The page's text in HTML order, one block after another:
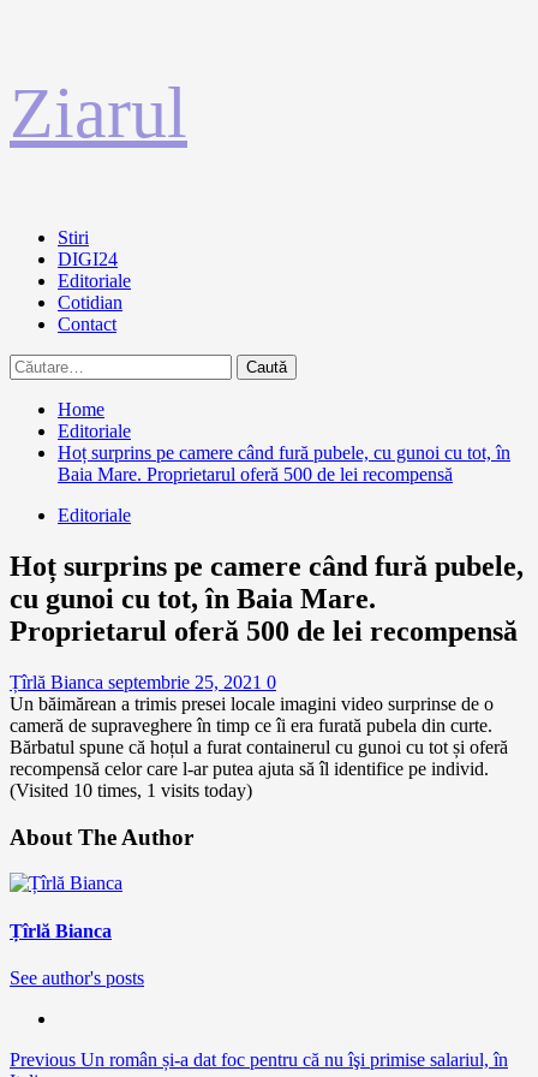
la
conținut
Ziarul
Primary
Menu
Stiri
DIGI24
Editoriale
Cotidian
Contact
Caută
după:
Home
Editoriale
Hoț surprins pe camere când fură pubele, cu gunoi cu tot, în
Baia Mare. Proprietarul oferă 500 de lei recompensă
Editoriale
Hoț surprins pe camere când fură pubele,
cu gunoi cu tot, în Baia Mare.
Proprietarul oferă 500 de lei recompensă
Țîrlă Bianca septembrie 25, 2021 0
Un băimărean a trimis presei locale imagini video surprinse de o
cameră de supraveghere în timp ce îi era furată pubela din curte.
Bărbatul spune că hoțul a furat containerul cu gunoi cu tot și oferă
recompensă celor care l-ar putea ajuta să îl identifice pe individ.
(Visited 10 times, 1 visits today)
About The Author
Țîrlă Bianca
See author's posts
Continue
Previous Un român și-a dat foc pentru că nu îşi primise salariul, în